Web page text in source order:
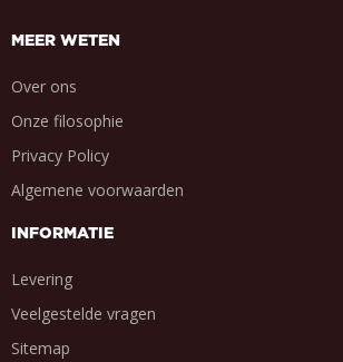
MEER WETEN
Over ons
Onze filosophie
Privacy Policy
Algemene voorwaarden
INFORMATIE
Levering
Veelgestelde vragen
Sitemap